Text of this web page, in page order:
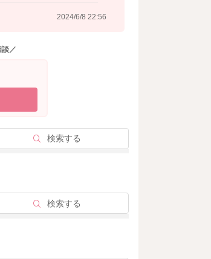
2024/6/8 22:56
／
検索する
検索する